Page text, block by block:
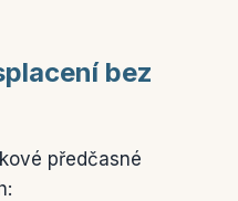
bez
předčasné